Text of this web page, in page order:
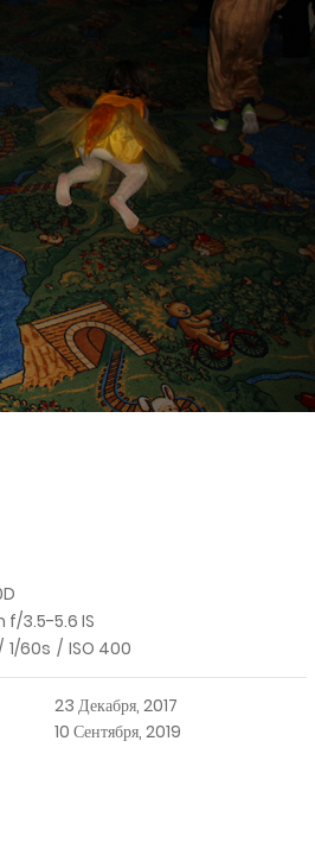
f/3.5-5.6 IS
1/60s / ISO 400
23 Декабря, 2017
10 Сентября, 2019